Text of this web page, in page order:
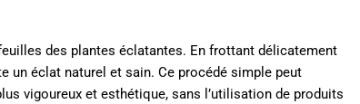
des plantes éclatantes. En frottant délicatement
un éclat naturel et sain. Ce procédé simple peut
vigoureux et esthétique, sans l’utilisation de produits